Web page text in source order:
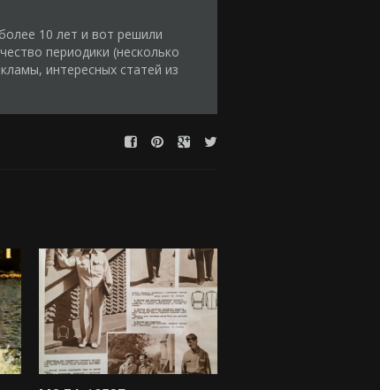
10 лет и вот решили
периодики (несколько
интересных статей из